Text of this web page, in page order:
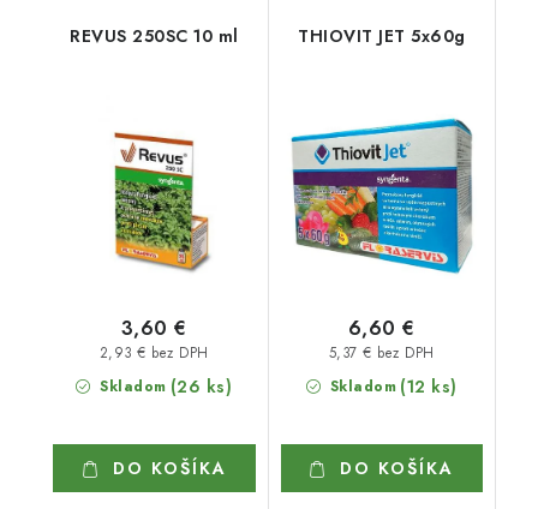
REVUS 250SC 10 ml
Skladom (26 ks)
2,93 € bez DPH
3,60 €
DO KOŠÍKA
THIOVIT JET 5x60g
Skladom (12 ks)
5,37 € bez DPH
6,60 €
DO KOŠÍKA